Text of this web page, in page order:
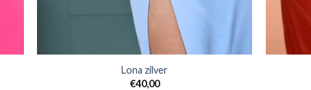
Lona zilver
€40,00